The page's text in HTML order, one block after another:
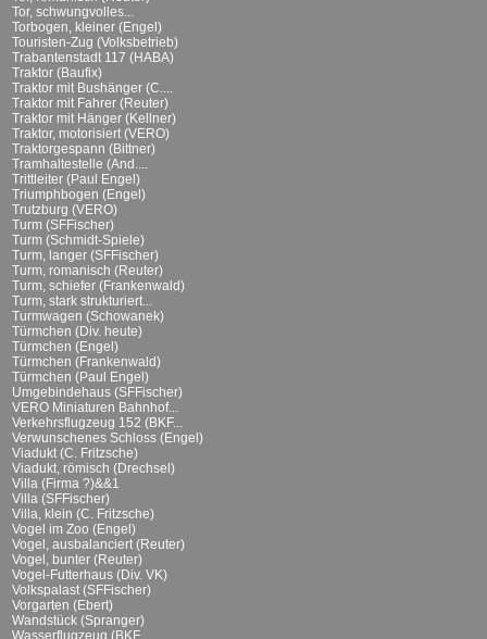
Tor, schwungvolles...
Torbogen, kleiner (Engel)
Touristen-Zug (Volksbetrieb)
Trabantenstadt 117 (HABA)
Traktor (Baufix)
Traktor mit Bushänger (C....
Traktor mit Fahrer (Reuter)
Traktor mit Hänger (Kellner)
Traktor, motorisiert (VERO)
Traktorgespann (Bittner)
Tramhaltestelle (And....
Trittleiter (Paul Engel)
Triumphbogen (Engel)
Trutzburg (VERO)
Turm (SFFischer)
Turm (Schmidt-Spiele)
Turm, langer (SFFischer)
Turm, romanisch (Reuter)
Turm, schiefer (Frankenwald)
Turm, stark strukturiert...
Turmwagen (Schowanek)
Türmchen (Div. heute)
Türmchen (Engel)
Türmchen (Frankenwald)
Türmchen (Paul Engel)
Umgebindehaus (SFFischer)
VERO Miniaturen Bahnhof...
Verkehrsflugzeug 152 (BKF...
Verwunschenes Schloss (Engel)
Viadukt (C. Fritzsche)
Viadukt, römisch (Drechsel)
Villa (Firma ?)&&1
Villa (SFFischer)
Villa, klein (C. Fritzsche)
Vogel im Zoo (Engel)
Vogel, ausbalanciert (Reuter)
Vogel, bunter (Reuter)
Vogel-Futterhaus (Div. VK)
Volkspalast (SFFischer)
Vorgarten (Ebert)
Wandstück (Spranger)
Wasserflugzeug (BKF